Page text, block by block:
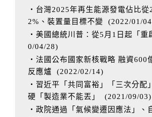
‧台灣2025年再生能源發電佔比從
2%、裝置量目標不變 (2022/01/04
‧美國總統川普：從5月1日起「重
0/04/28)
‧法國公布國家新核戰略 融資600
反應爐
(2022/02/14)
‧習近平「共同富裕」「三次分配
硬「製造業不能丟」
(2021/09/03)
‧政院通過「氣候變遷因應法」、